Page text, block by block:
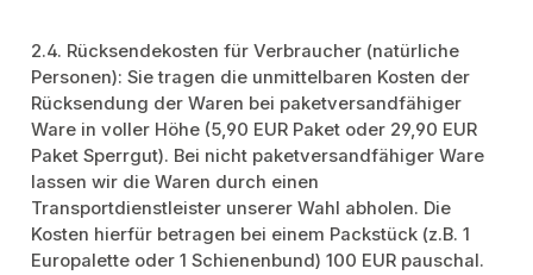
2.4. Rücksendekosten für Verbraucher (natürliche
Personen): Sie tragen die unmittelbaren Kosten der
Rücksendung der Waren bei paketversandfähiger
Ware in voller Höhe (5,90 EUR Paket oder 29,90 EUR
Paket Sperrgut). Bei nicht paketversandfähiger Ware
lassen wir die Waren durch einen
Transportdienstleister unserer Wahl abholen. Die
Kosten hierfür betragen bei einem Packstück (z.B. 1
Europalette oder 1 Schienenbund) 100 EUR pauschal.